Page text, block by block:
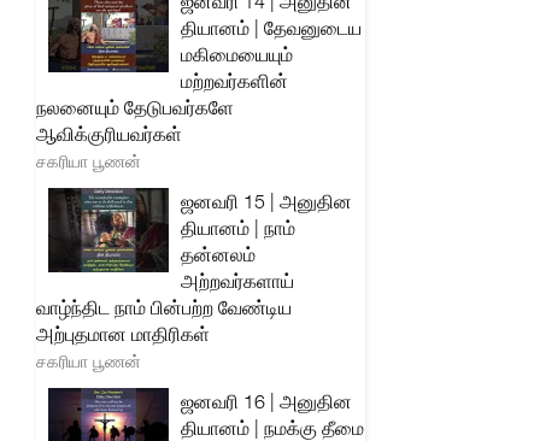
தியானம் | தேவனுடைய
மகிமையையும்
மற்றவர்களின்
நலனையும் தேடுபவர்களே
ஆவிக்குரியவர்கள்
சகரியா பூணன்
ஜனவரி 15 | அனுதின
தியானம் | நாம்
தன்னலம்
அற்றவர்களாய்
வாழ்ந்திட நாம் பின்பற்ற வேண்டிய
அற்புதமான மாதிரிகள்
சகரியா பூணன்
ஜனவரி 16 | அனுதின
தியானம் | நமக்கு தீமை